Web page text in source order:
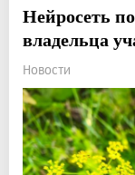
Нейросеть
владельца
Новости